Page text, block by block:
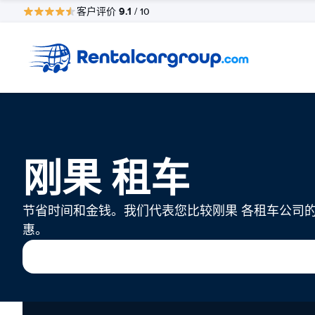
客户评价 9.1 / 10
刚果 租车
节省时间和金钱。我们代表您比较刚果 各租车公司
惠。